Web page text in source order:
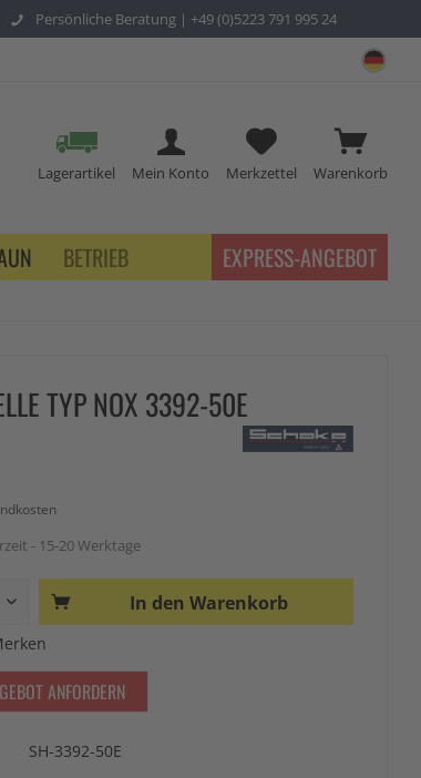
Persönliche Beratung | +49 (0)5223 791 995 24
Warenkorb
Merkzettel
Mein Konto
Lagerartikel
BETRIEB EXPRESS-ANGEBOT
TYP NOX 3392-50E
- 15-20 Werktage
In den Warenkorb
ANFORDERN
SH-3392-50E